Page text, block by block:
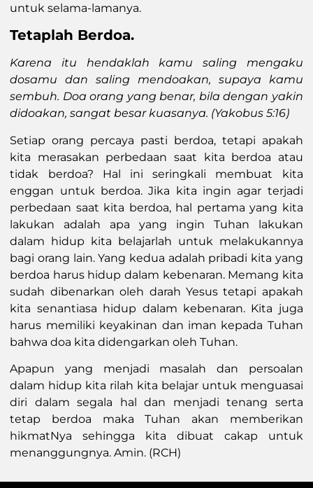
untuk selama-lamanya.
Tetaplah Berdoa.
Karena itu hendaklah kamu saling mengaku
dosamu dan saling mendoakan, supaya kamu
sembuh. Doa orang yang benar, bila dengan yakin
didoakan, sangat besar kuasanya. (Yakobus 5:16)
Setiap orang percaya pasti berdoa, tetapi apakah
kita merasakan perbedaan saat kita berdoa atau
tidak berdoa? Hal ini seringkali membuat kita
enggan untuk berdoa. Jika kita ingin agar terjadi
perbedaan saat kita berdoa, hal pertama yang kita
lakukan adalah apa yang ingin Tuhan lakukan
dalam hidup kita belajarlah untuk melakukannya
bagi orang lain. Yang kedua adalah pribadi kita yang
berdoa harus hidup dalam kebenaran. Memang kita
sudah dibenarkan oleh darah Yesus tetapi apakah
kita senantiasa hidup dalam kebenaran. Kita juga
harus memiliki keyakinan dan iman kepada Tuhan
bahwa doa kita didengarkan oleh Tuhan.
Apapun yang menjadi masalah dan persoalan
dalam hidup kita rilah kita belajar untuk menguasai
diri dalam segala hal dan menjadi tenang serta
tetap berdoa maka Tuhan akan memberikan
hikmatNya sehingga kita dibuat cakap untuk
menanggungnya. Amin. (RCH)